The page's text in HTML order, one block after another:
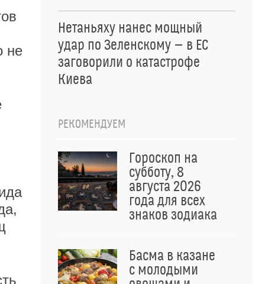
не
Нетаньяху нанес мощный
удар по Зеленскому — в ЕС
заговорили о катастрофе
Киева
РЕКОМЕНДУЕМ
Гороскоп на
субботу, 8
августа 2026
года для всех
знаков зодиака
Басма в казане
с молодыми